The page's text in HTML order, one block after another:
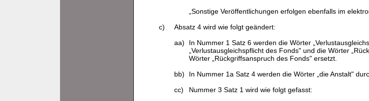
„Sonstige Veröffentlichungen erfolgen ebenfalls im
c)
Absatz 4 wird wie folgt geändert:
aa)
In Nummer 1 Satz 6 werden die Wörter
„Verlustausgleichspflicht des Fonds" und die Wörter
Wörter „Rückgriffsanspruch des Fonds" ersetzt.
bb)
In Nummer 1a Satz 4 werden die Wörter „die Anstalt"
cc)
Nummer 3 Satz 1 wird wie folgt gefasst: